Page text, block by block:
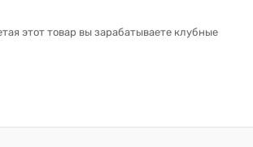
этот товар вы зарабатываете клубные